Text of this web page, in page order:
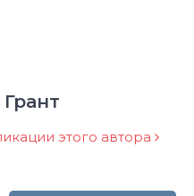
этого автора